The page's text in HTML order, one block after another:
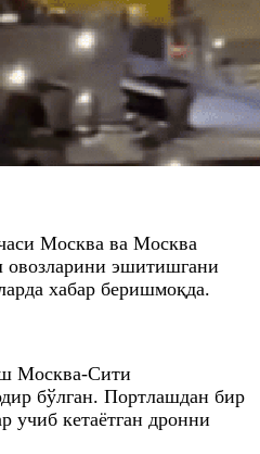
Москва ва Москва
овозларини эшитишгани
хабар беришмоқда.
Москва-Сити
бўлган. Портлашдан бир
учиб кетаётган дронни